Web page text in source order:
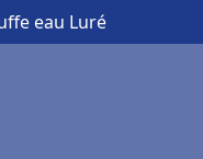
eau Luré